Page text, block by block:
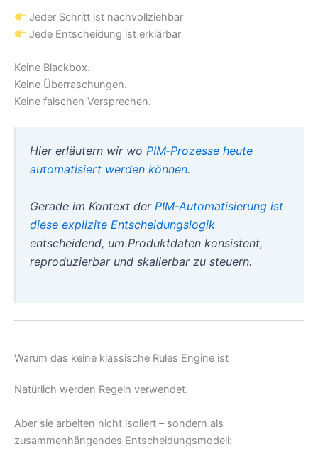
Jeder Schritt ist nachvollziehbar
Jede Entscheidung ist erklärbar
Keine Blackbox.
Keine Überraschungen.
Keine falschen Versprechen.
Hier erläutern wir wo PIM‑Prozesse heute
automatisiert werden können.
Gerade im Kontext der PIM‑Automatisierung ist
diese explizite Entscheidungslogik
entscheidend, um Produktdaten konsistent,
reproduzierbar und skalierbar zu steuern.
Warum das keine klassische Rules Engine ist
Natürlich werden Regeln verwendet.
Aber sie arbeiten nicht isoliert – sondern als
zusammenhängendes Entscheidungsmodell: